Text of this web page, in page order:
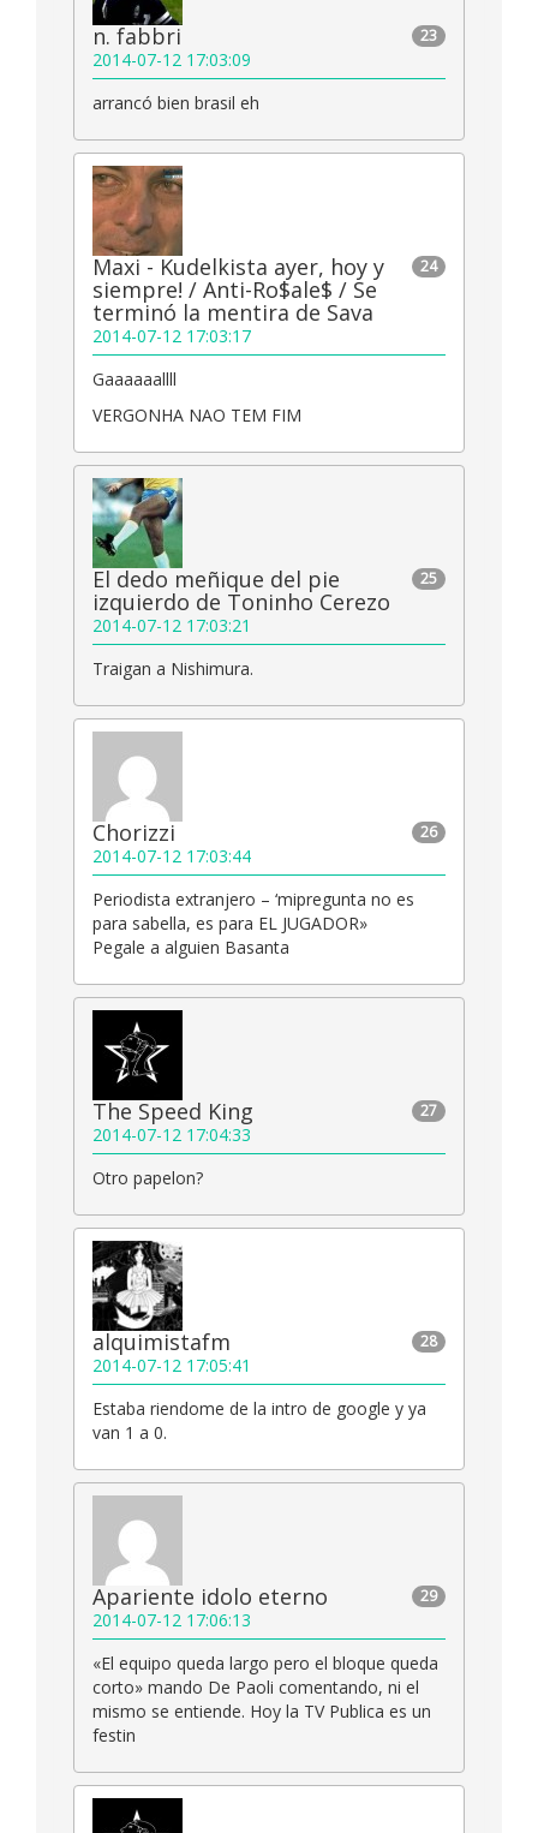
23
n. fabbri
2014-07-12 17:03:09
arrancó bien brasil eh
24
Maxi - Kudelkista ayer, hoy y
siempre! / Anti-Ro$ale$ / Se
terminó la mentira de Sava
2014-07-12 17:03:17
Gaaaaaallll
VERGONHA NAO TEM FIM
25
El dedo meñique del pie
izquierdo de Toninho Cerezo
2014-07-12 17:03:21
Traigan a Nishimura.
26
Chorizzi
2014-07-12 17:03:44
Periodista extranjero – ‘mipregunta no es
para sabella, es para EL JUGADOR»
Pegale a alguien Basanta
27
The Speed King
2014-07-12 17:04:33
Otro papelon?
28
alquimistafm
2014-07-12 17:05:41
Estaba riendome de la intro de google y ya
van 1 a 0.
29
Apariente idolo eterno
2014-07-12 17:06:13
«El equipo queda largo pero el bloque queda
corto» mando De Paoli comentando, ni el
mismo se entiende. Hoy la TV Publica es un
festin